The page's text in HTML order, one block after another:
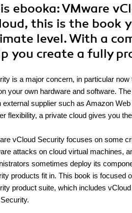
ebooka: VMware
this is the book
level. With a
you create a fully
is a major concern, in particular
your own hardware and software.
external supplier such as Amazon
flexibility, a private cloud gives you
vCloud Security focuses on some
attacks on cloud virtual machines,
sometimes deploy its
products fit in. This book is focused
product suite, which includes